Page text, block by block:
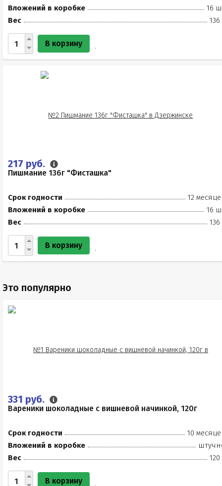
Вложений в коробке
16
Вес
136
В корзину
217 руб.
Пишмание 136г "Фисташка"
Срок годности
12
Вложений в коробке
16
Вес
136
В корзину
Это популярно
331 руб.
Вареники шоколадные с вишневой начинкой, 120г
Срок годности
10
Вложений в коробке
Вес
120
В корзину